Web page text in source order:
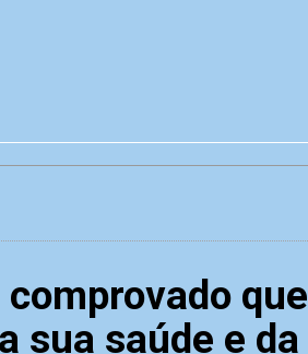
comprovado
sua saúde e